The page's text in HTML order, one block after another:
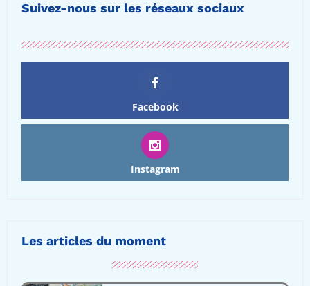
Suivez-nous sur les réseaux sociaux
Facebook
Instagram
Les articles du moment